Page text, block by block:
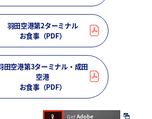
羽田空港第2ターミナル
お食事（PDF）
田空港第3ターミナル・成田
空港
お食事（PDF）